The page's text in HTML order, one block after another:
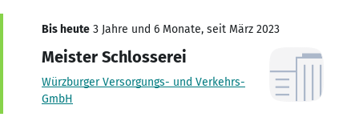
Bis heute 3 Jahre und 6 Monate, seit März 2023
Meister Schlosserei
Würzburger Versorgungs- und Verkehrs-
GmbH